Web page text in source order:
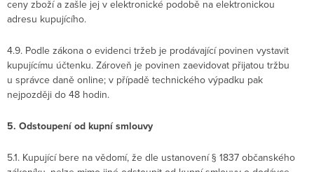
ceny zboží a zašle jej v elektronické podobě na elektronickou
adresu kupujícího.
4.9. Podle zákona o evidenci tržeb je prodávající povinen vystavit
kupujícímu účtenku. Zároveň je povinen zaevidovat přijatou tržbu
u správce daně online; v případě technického výpadku pak
nejpozději do 48 hodin.
5. Odstoupení od kupní smlouvy
5.1. Kupující bere na vědomí, že dle ustanovení § 1837 občanského